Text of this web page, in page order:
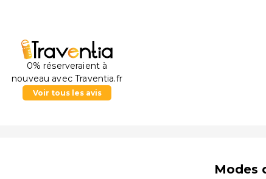
0% réserveraient à
nouveau avec Traventia.fr
Voir tous les avis
Modes